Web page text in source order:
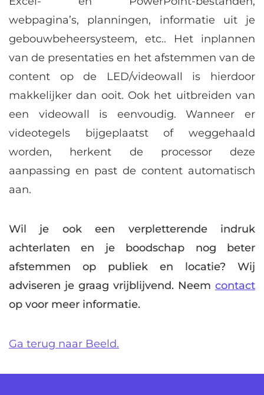
webpagina’s, planningen, informatie uit je
gebouwbeheersysteem, etc.. Het inplannen
van de presentaties en het afstemmen van de
content op de LED/videowall is hierdoor
makkelijker dan ooit. Ook het uitbreiden van
een videowall is eenvoudig. Wanneer er
videotegels bijgeplaatst of weggehaald
worden, herkent de processor deze
aanpassing en past de content automatisch
aan.
Wil je ook een verpletterende indruk
achterlaten en je boodschap nog beter
afstemmen op publiek en locatie? Wij
adviseren je graag vrijblijvend. Neem contact
op voor meer informatie.
Ga terug naar Beeld.